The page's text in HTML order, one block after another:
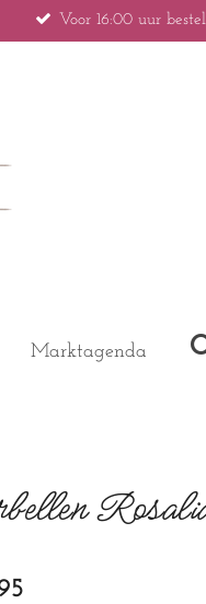
Voor 16:00 uur
Marktagenda